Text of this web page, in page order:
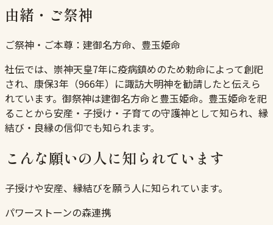
由緒・ご祭神
ご祭神・ご本尊： 建御名方命、豊玉姫命
社伝では、崇神天皇7年に疫病鎮めのため勅命によって創祀
され、康保3年（966年）に諏訪大明神を勧請したと伝えら
れています。御祭神は建御名方命と豊玉姫命。豊玉姫命を祀
ることから安産・子授け・子育ての守護神として知られ、縁
結び・良縁の信仰でも知られます。
こんな願いの人に知られています
子授けや安産、縁結びを願う人に知られています。
パワーストーンの森連携